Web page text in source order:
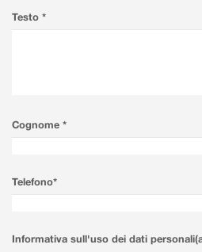
Testo *
Cognome *
Telefono*
Informativa sull'uso dei dati